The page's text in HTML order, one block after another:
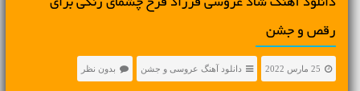
دانلود آهنگ شاد عروسی فرزاد فرخ چشمای رنگی برای
رقص و جشن
25 مارس 2022 دانلود آهنگ عروسی و جشن بدون نظر